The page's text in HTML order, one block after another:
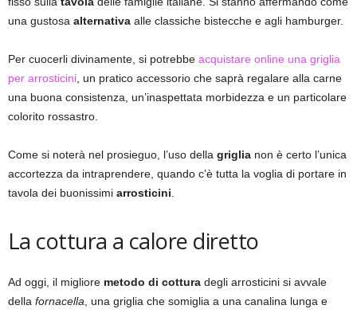
una gustosa alternativa alle classiche bistecche e agli hamburger.
Per cuocerli divinamente, si potrebbe acquistare online una griglia
per arrosticini , un pratico accessorio che saprà regalare alla carne
una buona consistenza, un’inaspettata morbidezza e un particolare
colorito rossastro.
Come si noterà nel prosieguo, l’uso della griglia non è certo l’unica
accortezza da intraprendere, quando c’è tutta la voglia di portare in
tavola dei buonissimi arrosticini
La cottura a calore diretto
Ad oggi, il migliore metodo di cottura degli arrosticini si avvale
della fornacella , una griglia che somiglia a una canalina lunga e